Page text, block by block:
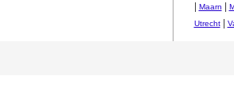
Maarn
Utrecht|